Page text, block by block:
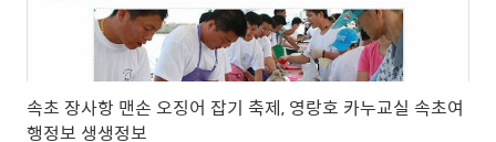
속초 장사항 맨손 오징어 잡기 축제, 영랑호 카누교실 속초여
행정보 생생정보